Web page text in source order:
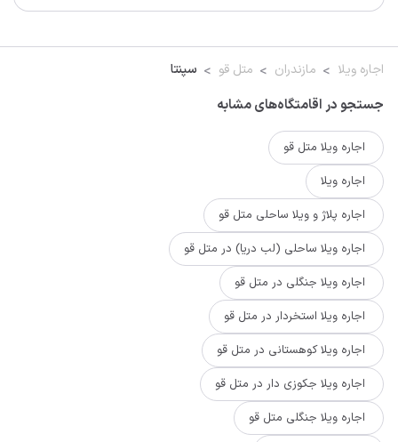
اجاره ویلا مازندران متل قو سپنتا
جستجو در اقامتگاه‌های مشابه
اجاره ویلا متل قو
اجاره ویلا
اجاره پلاژ و ویلا ساحلی متل قو
اجاره ویلا ساحلی (لب دریا) در متل قو
اجاره ویلا جنگلی در متل قو
اجاره ویلا استخردار در متل قو
اجاره ویلا کوهستانی در متل قو
اجاره ویلا جکوزی دار در متل قو
اجاره ویلا جنگلی متل قو